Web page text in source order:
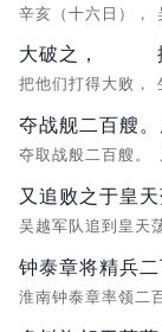
辛亥（十六日），
大破之，
把他们打得大败，
夺战舰二百艘。
夺取战般二百艘。
又追败之于皇天
吴越军队追到皇天
钟泰章将精兵二
淮南钟泰章率领二